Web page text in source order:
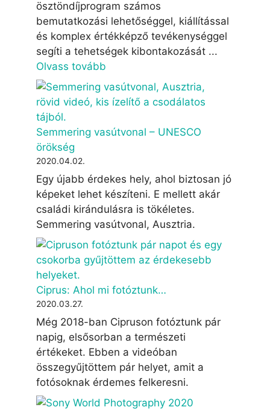
ösztöndíjprogram számos
bemutatkozási lehetőséggel, kiállítással
és komplex értékképző tevékenységgel
segíti a tehetségek kibontakozását ...
Olvass tovább
Semmering vasútvonal – UNESCO
örökség
2020.04.02.
Egy újabb érdekes hely, ahol biztosan jó
képeket lehet készíteni. E mellett akár
családi kirándulásra is tökéletes.
Semmering vasútvonal, Ausztria.
Ciprus: Ahol mi fotóztunk…
2020.03.27.
Még 2018-ban Cipruson fotóztunk pár
napig, elsősorban a természeti
értékeket. Ebben a videóban
összegyűjtöttem pár helyet, amit a
fotósoknak érdemes felkeresni.